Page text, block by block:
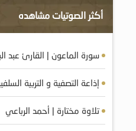
أكثر الصوتيات مشاهده
سورة الماعون | القارئ عبد
إذاعة التصفية و التربية
تلاوة مختارة | أحمد الرباعي